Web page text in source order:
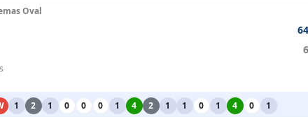
Oval
1 2 1 0 0 0 1 4 2 1 1 0 1 4 0 1